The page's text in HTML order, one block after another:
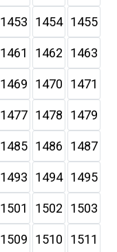
1453 1454 1455
1461 1462 1463
1469 1470 1471
1477 1478 1479
1485 1486 1487
1493 1494 1495
1501 1502 1503
1509 1510 1511